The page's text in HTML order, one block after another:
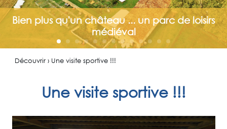
Bien plus qu'un château ... un parc de loisirs
médiéval
Découvrir › Une visite sportive !!!
Une visite sportive !!!